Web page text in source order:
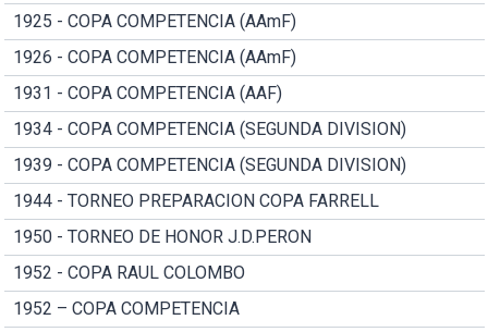
1925 - COPA COMPETENCIA (AAmF)
1926 - COPA COMPETENCIA (AAmF)
1931 - COPA COMPETENCIA (AAF)
1934 - COPA COMPETENCIA (SEGUNDA DIVISION)
1939 - COPA COMPETENCIA (SEGUNDA DIVISION)
1944 - TORNEO PREPARACION COPA FARRELL
1950 - TORNEO DE HONOR J.D.PERON
1952 - COPA RAUL COLOMBO
1952 – COPA COMPETENCIA